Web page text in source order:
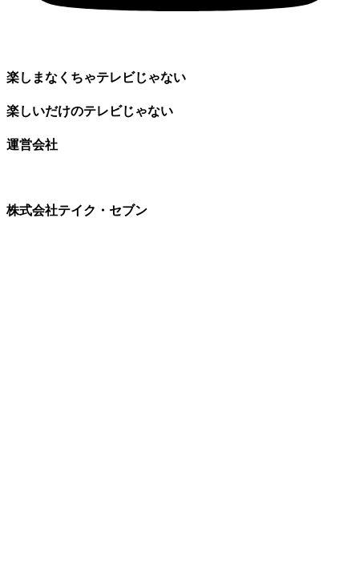
楽しまなくちゃテレビじゃない
楽しいだけのテレビじゃない
運営会社
株式会社テイク・セブン